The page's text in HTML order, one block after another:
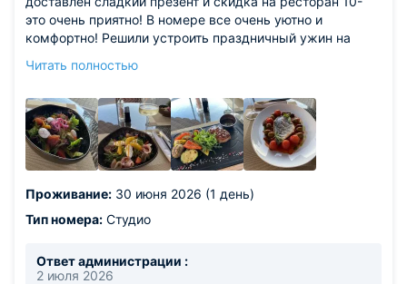
это очень приятно! В номере все очень уютно и
комфортно! Решили устроить праздничный ужин на
обслуживание! Нисколько не пожалели, что не пошли в
вернуться туда еще ! Подача красивая, вино очень
достойное! Дорого, но это того стоит! Завтрак включен
в стоимость- все очень вкусное, свежее и красиво!
Рекомендую к посещению!
Читать полностью
Проживание: 30 июня 2026 (1 день)
Тип номера: Студио
Ответ администрации :
2 июля 2026